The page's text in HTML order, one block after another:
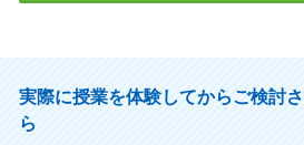
実際に授業を体験してからご検討
ら